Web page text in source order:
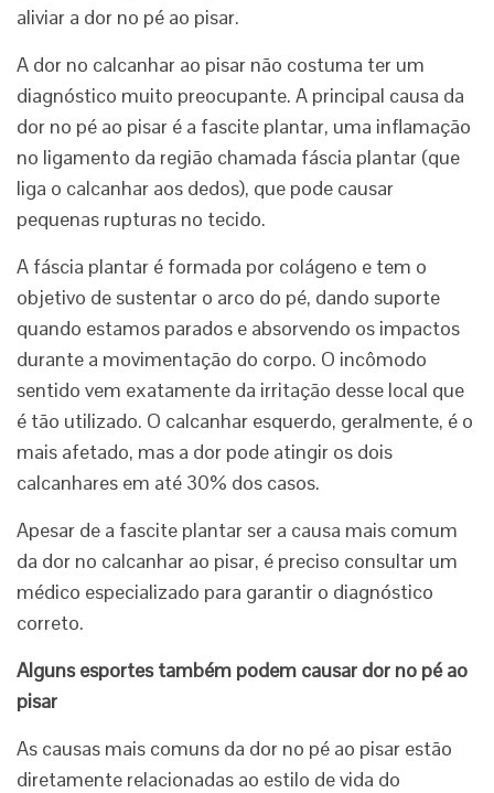
aliviar a dor no pé ao pisar.
A dor no calcanhar ao pisar não costuma ter um
diagnóstico muito preocupante. A principal causa da
dor no pé ao pisar é a fascite plantar, uma inflamação
no ligamento da região chamada fáscia plantar (que
liga o calcanhar aos dedos), que pode causar
pequenas rupturas no tecido.
A fáscia plantar é formada por colágeno e tem o
objetivo de sustentar o arco do pé, dando suporte
quando estamos parados e absorvendo os impactos
durante a movimentação do corpo. O incômodo
sentido vem exatamente da irritação desse local que
é tão utilizado. O calcanhar esquerdo, geralmente, é o
mais afetado, mas a dor pode atingir os dois
calcanhares em até 30% dos casos.
Apesar de a fascite plantar ser a causa mais comum
da dor no calcanhar ao pisar, é preciso consultar um
médico especializado para garantir o diagnóstico
correto.
Alguns esportes também podem causar dor no pé ao
pisar
As causas mais comuns da dor no pé ao pisar estão
diretamente relacionadas ao estilo de vida do